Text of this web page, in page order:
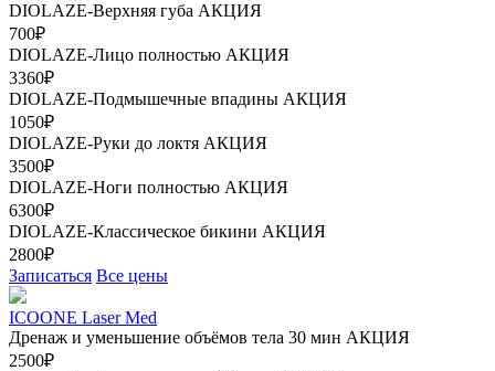
DIOLAZE-Верхняя губа АКЦИЯ
700₽
DIOLAZE-Лицо полностью АКЦИЯ
3360₽
DIOLAZE-Подмышечные впадины АКЦИЯ
1050₽
DIOLAZE-Руки до локтя АКЦИЯ
3500₽
DIOLAZE-Ноги полностью АКЦИЯ
6300₽
DIOLAZE-Классическое бикини АКЦИЯ
2800₽
Записаться Все цены
ICOONE Laser Med
Дренаж и уменьшение объёмов тела 30 мин АКЦИЯ
2500₽